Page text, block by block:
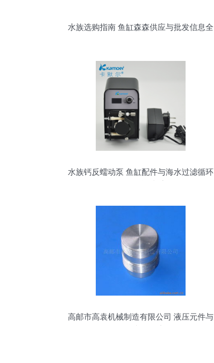
水族选购指南 鱼缸森森供应与批发信息全
水族钙反蠕动泵 鱼缸配件与海水过滤循环
高邮市高袁机械制造有限公司 液压元件与